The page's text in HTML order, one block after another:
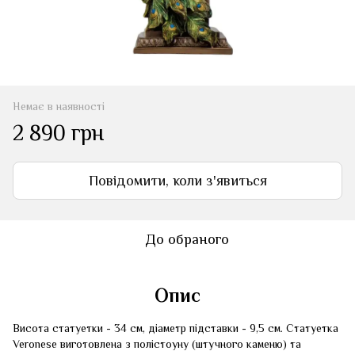
Немає в наявності
2 890 грн
Повідомити, коли з'явиться
До обраного
Опис
Висота статуетки - 34 см, діаметр підставки - 9,5 см. Статуетка
Veronese виготовлена ​​з полістоуну (штучного каменю) та